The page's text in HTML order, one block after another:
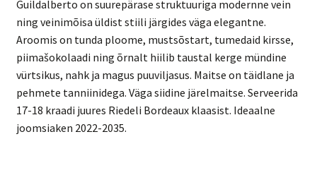
Guildalberto on suurepärase struktuuriga modernne vein
ning veinimõisa üldist stiili järgides väga elegantne.
Aroomis on tunda ploome, mustsõstart, tumedaid kirsse,
piimašokolaadi ning õrnalt hiilib taustal kerge mündine
vürtsikus, nahk ja magus puuviljasus. Maitse on täidlane ja
pehmete tanniinidega. Väga siidine järelmaitse. Serveerida
17-18 kraadi juures Riedeli Bordeaux klaasist. Ideaalne
joomsiaken 2022-2035.